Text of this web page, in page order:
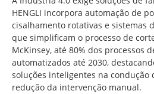
HENGLI incorpora automação de
cisalhamento rotativas e sistemas
que simplificam o processo de
McKinsey, até 80% dos processos
automatizados até 2030,
soluções inteligentes na condução
redução da intervenção manual.